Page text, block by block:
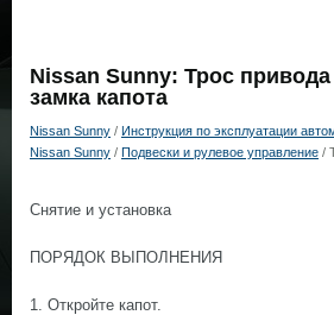
Nissan Sunny: Трос привода
замка капота
Nissan Sunny / Инструкция по эксплуатации
Nissan Sunny / Подвески и рулевое управление /
Снятие и установка
ПОРЯДОК ВЫПОЛНЕНИЯ
1. Откройте капот.